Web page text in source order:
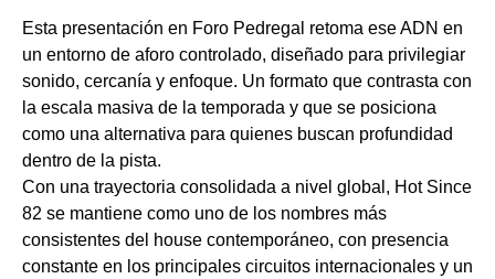
Esta presentación en Foro Pedregal retoma ese ADN en
un entorno de aforo controlado, diseñado para privilegiar
sonido, cercanía y enfoque. Un formato que contrasta con
la escala masiva de la temporada y que se posiciona
como una alternativa para quienes buscan profundidad
dentro de la pista.
Con una trayectoria consolidada a nivel global, Hot Since
82 se mantiene como uno de los nombres más
consistentes del house contemporáneo, con presencia
constante en los principales circuitos internacionales y un